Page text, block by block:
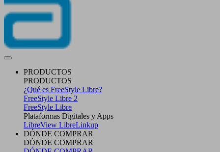
PRODUCTOS
PRODUCTOS
¿Qué es FreeStyle Libre?
FreeStyle Libre 2
FreeStyle Libre
Plataformas Digitales y Apps
LibreView LibreLinkup
DÓNDE COMPRAR
DÓNDE COMPRAR